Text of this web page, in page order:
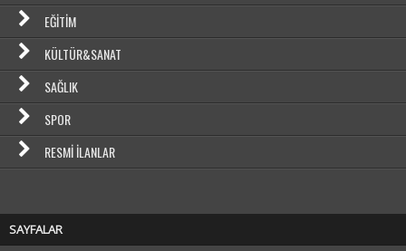
EĞITIM
KÜLTÜR&SANAT
SAĞLIK
SPOR
RESMI İLANLAR
SAYFALAR